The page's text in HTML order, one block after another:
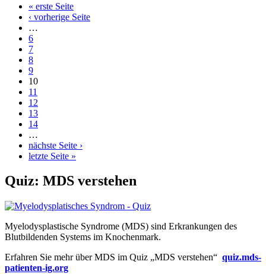
Seiten« erste Seite
‹ vorherige Seite
…
6
7
8
9
10
11
12
13
14
…
nächste Seite ›
letzte Seite »
Quiz: MDS verstehen
Myelodysplastische Syndrome (MDS) sind Erkrankungen des
Blutbildenden Systems im Knochenmark.
Erfahren Sie mehr über MDS im Quiz „MDS verstehen“ quiz.mds-
patienten-ig.org